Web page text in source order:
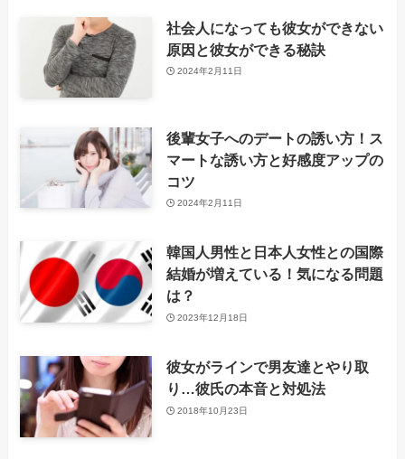
社会人になっても彼女ができない
原因と彼女ができる秘訣
2024年2月11日
後輩女子へのデートの誘い方！ス
マートな誘い方と好感度アップの
コツ
2024年2月11日
韓国人男性と日本人女性との国際
結婚が増えている！気になる問題
は？
2023年12月18日
彼女がラインで男友達とやり取
り…彼氏の本音と対処法
2018年10月23日